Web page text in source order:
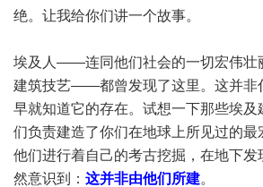
绝。让我给你们讲一个故事。
埃及人——连同他们社会的一切宏伟壮
建筑技艺——都曾发现了这里。这并非
早就知道它的存在。试想一下那些埃
们负责建造了你们在地球上所见过的
他们进行着自己的考古挖掘，在地下发
然意识到： 这并非由他们所建。